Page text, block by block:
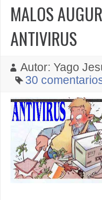
MALOS
ANTIVIRUS
Autor: Yago
30